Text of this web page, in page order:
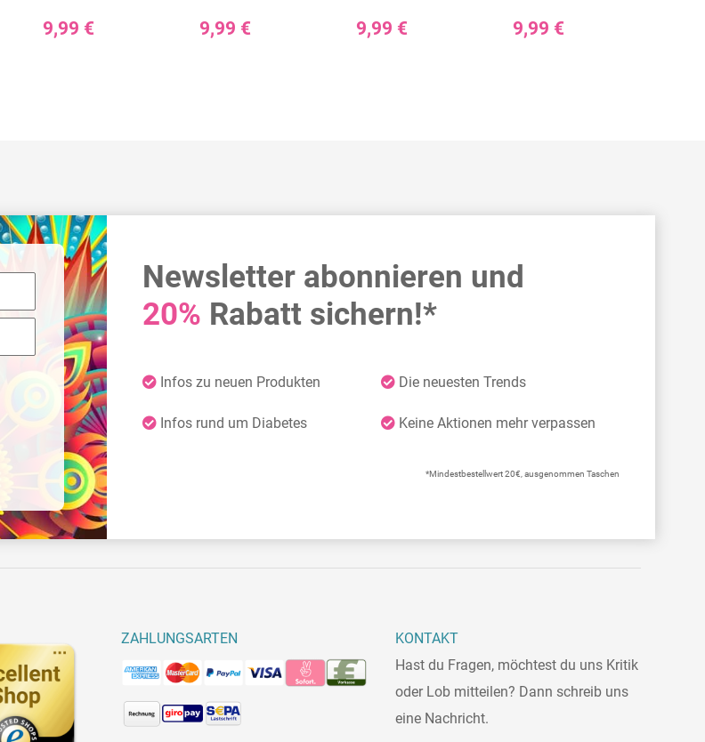
9,99 € 9,99 € 9,99 € 9,99 €
Newsletter abonnieren und
20% Rabatt sichern!*
Infos zu neuen Produkten Die neuesten Trends
Infos rund um Diabetes Keine Aktionen mehr verpassen
*Mindestbestellwert 20€, ausgenommen Taschen
ZAHLUNGSARTEN
KONTAKT
Hast du Fragen, möchtest du uns Kritik
oder Lob mitteilen? Dann schreib uns
eine Nachricht.